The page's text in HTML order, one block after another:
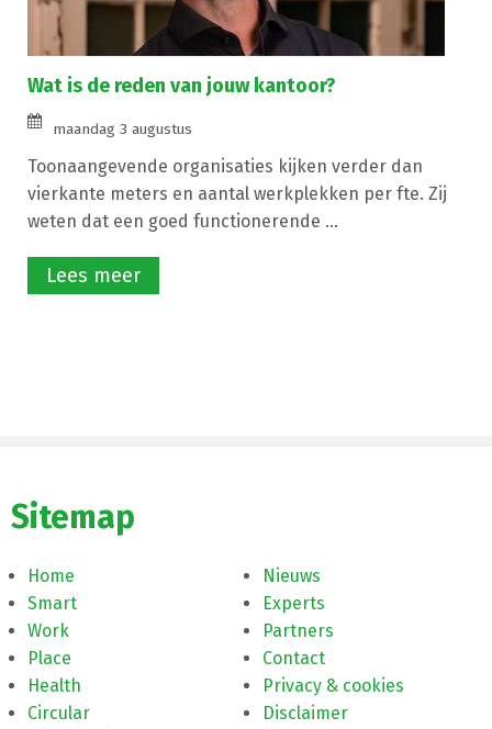
Wat is de reden van jouw kantoor?
maandag 3 augustus
Toonaangevende organisaties kijken verder dan
vierkante meters en aantal werkplekken per fte. Zij
weten dat een goed functionerende ...
Lees meer
Sitemap
Home
Smart
Work
Place
Health
Circular
Nieuws
Experts
Partners
Contact
Privacy & cookies
Disclaimer